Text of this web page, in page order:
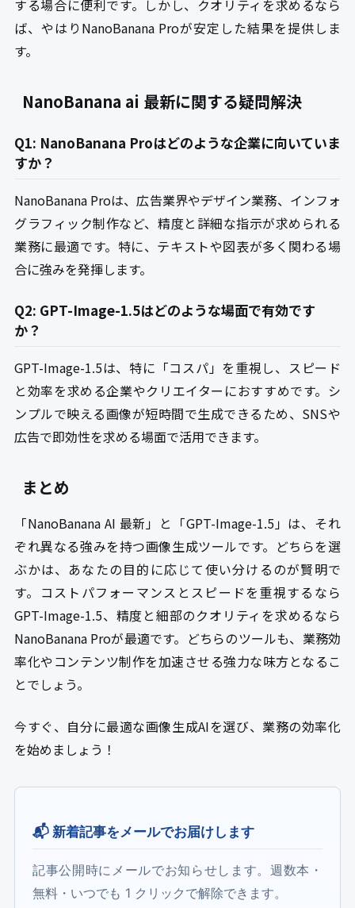
する場合に便利です。しかし、クオリティを求めるなら
ば、やはりNanoBanana Proが安定した結果を提供しま
す。
NanoBanana ai 最新に関する疑問解決
Q1: NanoBanana Proはどのような企業に向いていま
すか？
NanoBanana Proは、広告業界やデザイン業務、インフォ
グラフィック制作など、精度と詳細な指示が求められる
業務に最適です。特に、テキストや図表が多く関わる場
合に強みを発揮します。
Q2: GPT-Image-1.5はどのような場面で有効です
か？
GPT-Image-1.5は、特に「コスパ」を重視し、スピード
と効率を求める企業やクリエイターにおすすめです。シ
ンプルで映える画像が短時間で生成できるため、SNSや
広告で即効性を求める場面で活用できます。
まとめ
「NanoBanana AI 最新」と「GPT-Image-1.5」は、それ
ぞれ異なる強みを持つ画像生成ツールです。どちらを選
ぶかは、あなたの目的に応じて使い分けるのが賢明で
す。コストパフォーマンスとスピードを重視するなら
GPT-Image-1.5、精度と細部のクオリティを求めるなら
NanoBanana Proが最適です。どちらのツールも、業務効
率化やコンテンツ制作を加速させる強力な味方となるこ
とでしょう。
今すぐ、自分に最適な画像生成AIを選び、業務の効率化
を始めましょう！
📬 新着記事をメールでお届けします
記事公開時にメールでお知らせします。週数本・
無料・いつでも 1 クリックで解除できます。